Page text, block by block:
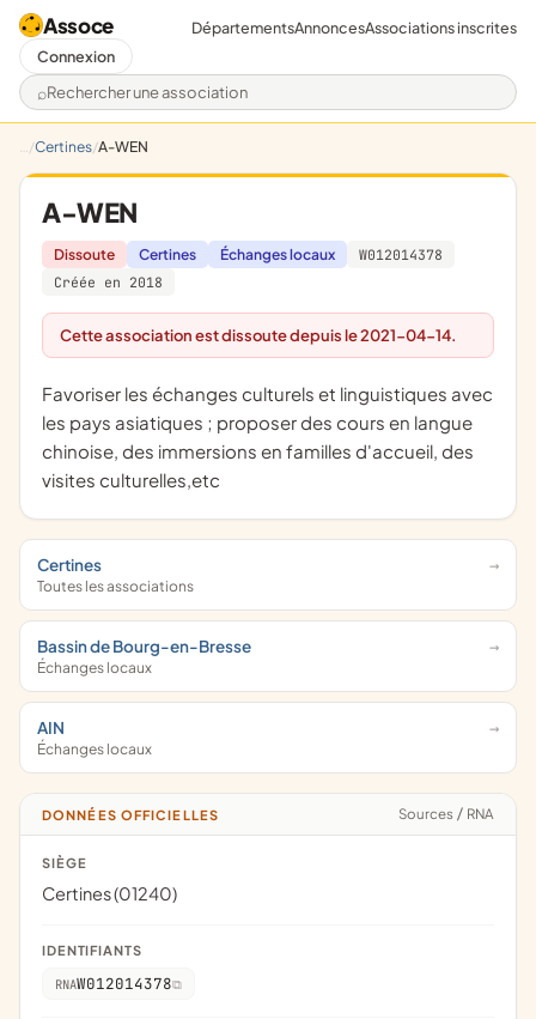
Assoce
Rechercher une association
DépartementsAnnoncesAssociations inscrites
Connexion
Certines A-WEN
A-WEN
Dissoute Certines Échanges locaux
W012014378
Créée en 2018
Cette association est dissoute depuis le 2021-04-14.
favoriser les échanges culturels et linguistiques avec
les pays asiatiques ; proposer des cours en langue
chinoise, des immersions en familles d'accueil, des
visites culturelles,etc
Certines
Toutes les associations
Bassin de Bourg-en-Bresse
Échanges locaux
AIN
Échanges locaux
DONNÉES OFFICIELLES Sources / RNA
SIÈGE
Certines (01240)
IDENTIFIANTS
RNAW012014378